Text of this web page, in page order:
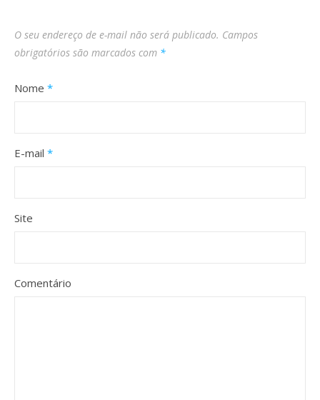
O seu endereço de e-mail não será publicado. Campos
obrigatórios são marcados com *
Nome *
E-mail *
Site
Comentário